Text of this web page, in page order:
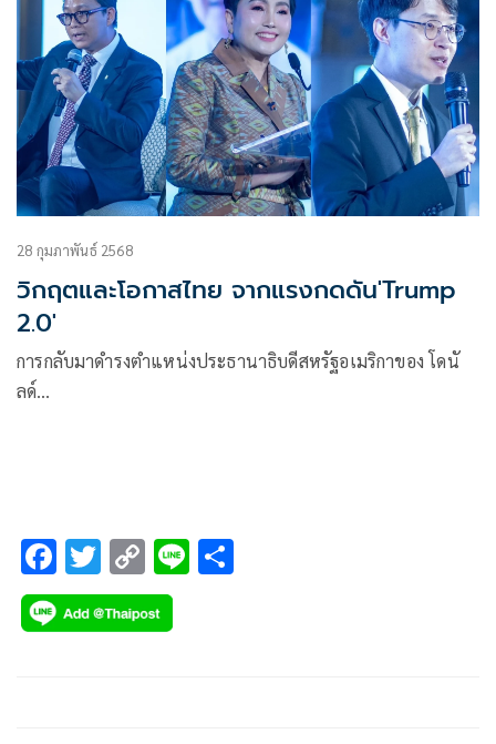
28 กุมภาพันธ์ 2568
วิกฤตและโอกาสไทย จากแรงกดดัน'Trump
2.0'
การกลับมาดำรงตำแหน่งประธานาธิบดีสหรัฐอเมริกาของ โดนั
ลด์…
F
ac
e
T
wi
tt
C
o
p
Li